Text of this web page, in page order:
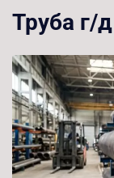
Труба г/